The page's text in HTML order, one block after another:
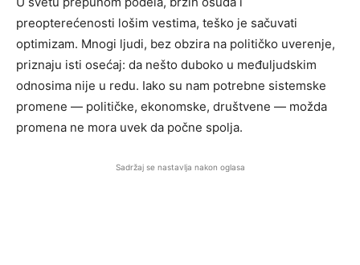
preopterećenosti lošim vestima, teško je sačuvati
optimizam. Mnogi ljudi, bez obzira na političko uverenje,
priznaju isti osećaj: da nešto duboko u međuljudskim
odnosima nije u redu. Iako su nam potrebne sistemske
promene — političke, ekonomske, društvene — možda
promena ne mora uvek da počne spolja.
Sadržaj se nastavlja nakon oglasa